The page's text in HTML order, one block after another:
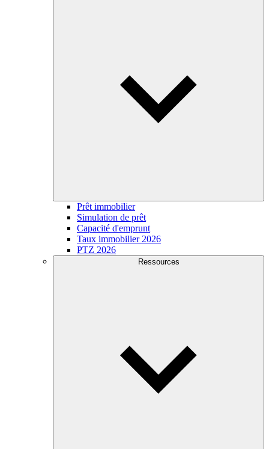
Prêt immobilier
Simulation de prêt
Capacité d'emprunt
Taux immobilier 2026
PTZ 2026
Ressources